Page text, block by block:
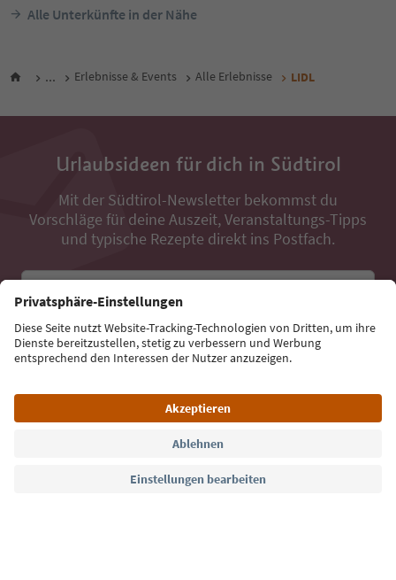
Alle Unterkünfte in der Nähe
... Erlebnisse & Events Alle Erlebnisse LIDL
Urlaubsideen für dich in Südtirol
Mit der Südtirol-Newsletter bekommst du
Vorschläge für deine Auszeit, Veranstaltungs-Tipps
und typische Rezepte direkt ins Postfach.
Jetzt anmelden